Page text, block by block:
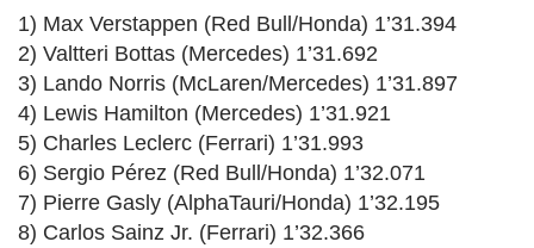
1) Max Verstappen (Red Bull/Honda) 1’31.394
2) Valtteri Bottas (Mercedes) 1’31.692
3) Lando Norris (McLaren/Mercedes) 1’31.897
4) Lewis Hamilton (Mercedes) 1’31.921
5) Charles Leclerc (Ferrari) 1’31.993
6) Sergio Pérez (Red Bull/Honda) 1’32.071
7) Pierre Gasly (AlphaTauri/Honda) 1’32.195
8) Carlos Sainz Jr. (Ferrari) 1’32.366